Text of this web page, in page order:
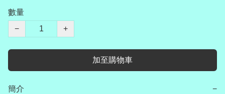
數量
−
+
加至購物車
簡介 −